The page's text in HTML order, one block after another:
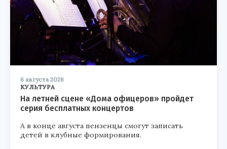
6 августа 2026
КУЛЬТУРА
На летней сцене «Дома офицеров» пройдет
серия бесплатных концертов
А в конце августа пензенцы смогут записать
детей в клубные формирования.